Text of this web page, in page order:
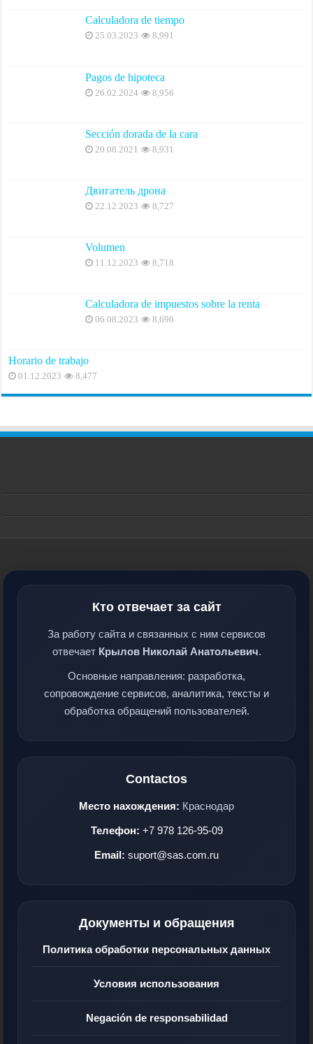
Calculadora de tiempo
25.03.2023 8,991
Pagos de hipoteca
26.02.2024 8,956
Sección dorada de la cara
20.08.2021 8,931
Двигатель дрона
22.12.2023 8,727
Volumen
11.12.2023 8,718
Calculadora de impuestos sobre la renta
06.08.2023 8,690
Horario de trabajo
01.12.2023 8,477
Кто отвечает за сайт
За работу сайта и связанных с ним сервисов
отвечает Крылов Николай Анатольевич.
Основные направления: разработка,
сопровождение сервисов, аналитика, тексты и
обработка обращений пользователей.
Contactos
Место нахождения: Краснодар
Телефон: +7 978 126-95-09
Email: suport@sas.com.ru
Документы и обращения
Политика обработки персональных данных
Условия использования
Negación de responsabilidad